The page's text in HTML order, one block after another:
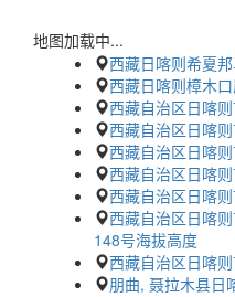
地图加载中...
西藏日喀则希夏
西藏日喀则樟木
西藏自治区日喀
西藏自治区日喀
西藏自治区日喀
西藏自治区日喀
西藏自治区日喀
西藏自治区日喀
148号海拔高度
西藏自治区日喀
朋曲, 聂拉木县日